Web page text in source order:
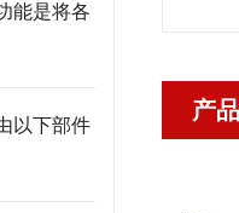
能是将各
以下部件
产